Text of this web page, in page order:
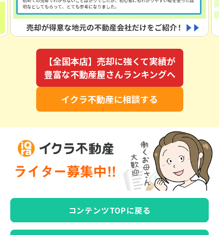
【全国本店】売却に強くて実績が
豊富な不動産屋さんランキングへ
イクラ不動産に相談する
コンテンツTOPに戻る